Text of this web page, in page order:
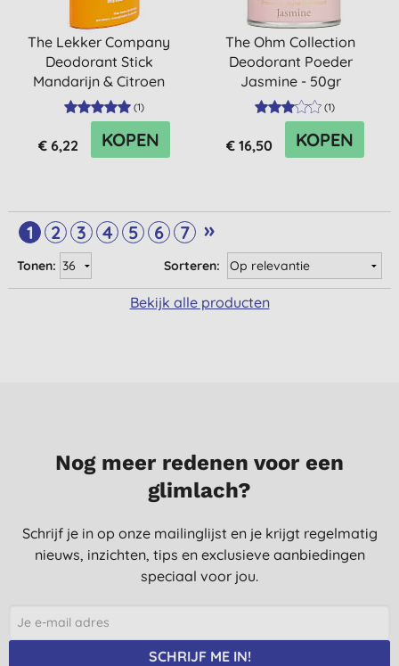
The Lekker Company
Deodorant Stick
Mandarijn & Citroen
(1)
€ 6,22 KOPEN
The Ohm Collection
Deodorant Poeder
Jasmine - 50gr
(1)
€ 16,50 KOPEN
1 2 3 4 5 6 7 »
Sorteren:
Tonen:
Bekijk alle producten
Nog meer redenen voor een
glimlach?
Schrijf je in op onze mailinglijst en je krijgt regelmatig
nieuws, inzichten, tips en exclusieve aanbiedingen
speciaal voor jou.
SCHRIJF ME IN!